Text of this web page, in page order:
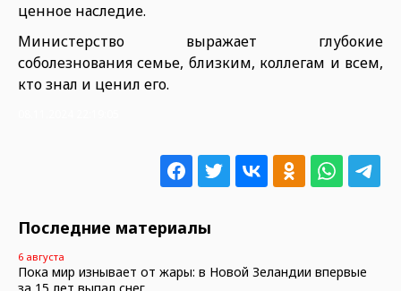
ценное наследие.
Министерство выражает глубокие
соболезнования семье, близким, коллегам и всем,
кто знал и ценил его.
Последние материалы
6 августа
Пока мир изнывает от жары: в Новой Зеландии впервые